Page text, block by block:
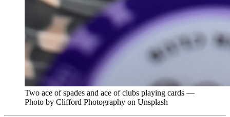
Two ace of spades and ace of clubs playing cards —
Photo by Clifford Photography on Unsplash